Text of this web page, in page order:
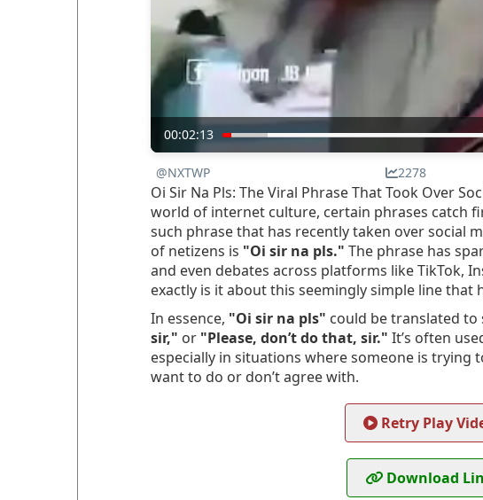
00:02:13
@NXTWP 2278
Oi Sir Na Pls: The Viral Phrase That Took Over
world of internet culture, certain phrases catch
such phrase that has recently taken over social
of netizens is "Oi sir na pls." The phrase has
and even debates across platforms like TikTok,
exactly is it about this seemingly simple line that
In essence, "Oi sir na pls" could be translated to
sir," or "Please, don’t do that, sir." It’s often
especially in situations where someone is trying
want to do or don’t agree with.
Retry Play
Download